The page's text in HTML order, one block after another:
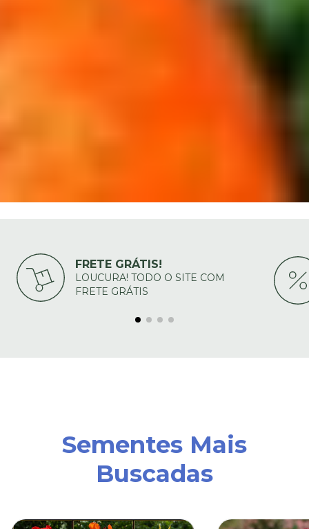
FRETE GRÁTIS!
LOUCURA! TODO O SITE COM
FRETE GRÁTIS
Sementes Mais
Buscadas